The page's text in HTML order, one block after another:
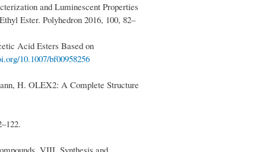
and Luminescent Properties
Ester. Polyhedron 2016, 100, 82–
Acid Esters Based on
10.1007/bf00958256
H. OLEX2: A Complete Structure